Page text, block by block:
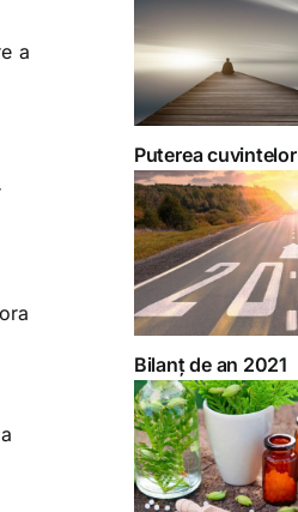
a
Puterea cuvintelor
Bilanț de an 2021